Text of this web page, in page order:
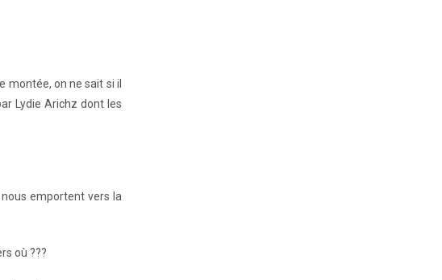
montée, on ne sait si il
Lydie Arichz dont les
emportent vers la
où ???